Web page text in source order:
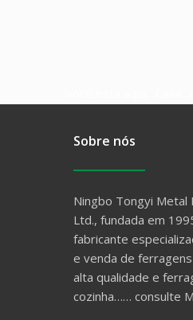
Sobre nós
Ningbo Tongyi Metal
Ltd., fundada em
fabricante
e venda de
alta qualidade e
cozinha…… consulte